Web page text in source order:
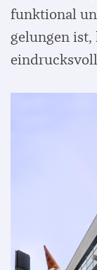
funktional
gelungen ist,